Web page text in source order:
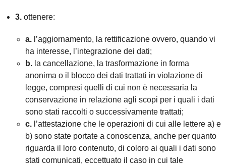
3. ottenere:
a. l’aggiornamento, la rettificazione ovvero, quando vi
ha interesse, l’integrazione dei dati;
b. la cancellazione, la trasformazione in forma
anonima o il blocco dei dati trattati in violazione di
legge, compresi quelli di cui non è necessaria la
conservazione in relazione agli scopi per i quali i dati
sono stati raccolti o successivamente trattati;
c. l’attestazione che le operazioni di cui alle lettere a) e
b) sono state portate a conoscenza, anche per quanto
riguarda il loro contenuto, di coloro ai quali i dati sono
stati comunicati, eccettuato il caso in cui tale